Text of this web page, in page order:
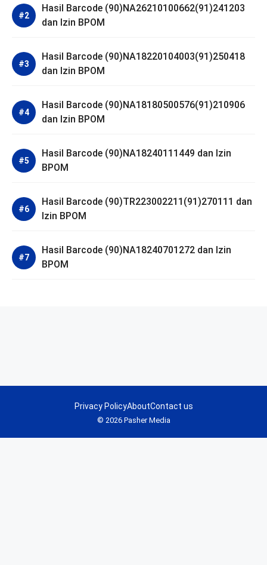
Hasil Barcode (90)NA26210100662(91)241203
dan Izin BPOM
Hasil Barcode (90)NA18220104003(91)250418
dan Izin BPOM
Hasil Barcode (90)NA18180500576(91)210906
dan Izin BPOM
Hasil Barcode (90)NA18240111449 dan Izin
BPOM
Hasil Barcode (90)TR223002211(91)270111 dan
Izin BPOM
Hasil Barcode (90)NA18240701272 dan Izin
BPOM
© 2026 Pasher Media
Privacy PolicyAboutContact us